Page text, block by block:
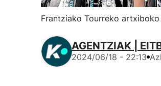
Frantziako Tourreko artxiboko
AGENTZIAK |
2024/06/18 - 22:13